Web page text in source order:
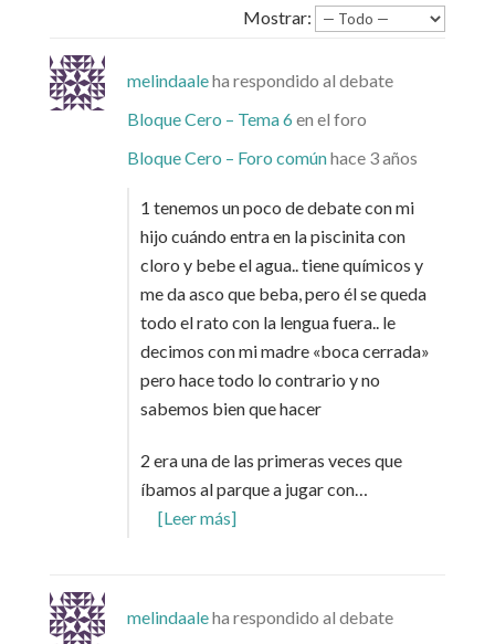
Mostrar:
melindaaleha respondido al debate
Bloque Cero – Tema 6en el foro
Bloque Cero – Foro comúnhace 3 años
1 tenemos un poco de debate con mi
hijo cuándo entra en la piscinita con
cloro y bebe el agua.. tiene químicos y
me da asco que beba, pero él se queda
todo el rato con la lengua fuera.. le
decimos con mi madre «boca cerrada»
pero hace todo lo contrario y no
sabemos bien que hacer
2 era una de las primeras veces que
íbamos al parque a jugar con…
[Leer más]
melindaaleha respondido al debate